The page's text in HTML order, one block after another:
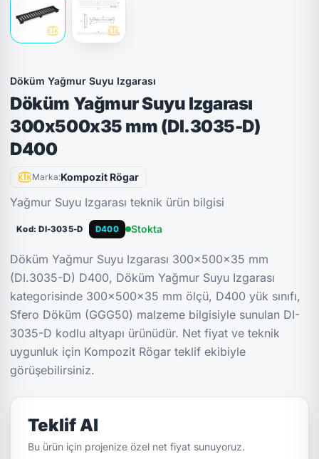
Döküm Yağmur Suyu Izgarası
Döküm Yağmur Suyu Izgarası
300x500x35 mm (DI.3035-D)
D400
Marka:Kompozit Rögar
Yağmur Suyu Izgarası teknik ürün bilgisi
Kod: DI-3035-D D400 Stokta
Döküm Yağmur Suyu Izgarası 300x500x35 mm
(DI.3035-D) D400, Döküm Yağmur Suyu Izgarası
kategorisinde 300x500x35 mm ölçü, D400 yük sınıfı,
Sfero Döküm (GGG50) malzeme bilgisiyle sunulan DI-
3035-D kodlu altyapı ürünüdür. Net fiyat ve teknik
uygunluk için Kompozit Rögar teklif ekibiyle
görüşebilirsiniz.
Teklif Al
Bu ürün için projenize özel net fiyat sunuyoruz.